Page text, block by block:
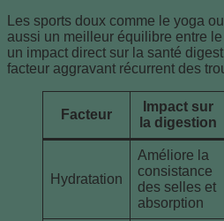
Les sports doux comme le yoga
aussi un meilleur équilibre entre
un impact direct sur la santé
facteur aggravant récurrent des
Facteur
Impact sur
la digestion
Hydratation
Améliore la
consistance
des selles et
absorption